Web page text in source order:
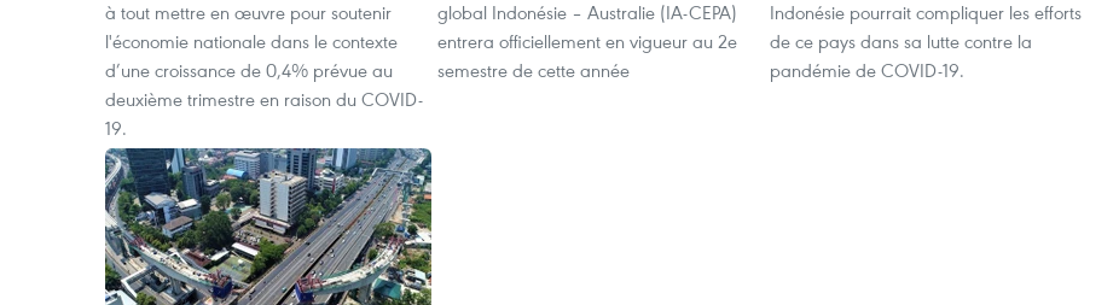
à tout mettre en œuvre pour soutenir
l'économie nationale dans le contexte
d’une croissance de 0,4% prévue au
deuxième trimestre en raison du COVID-
19.
global Indonésie – Australie (IA-CEPA)
entrera officiellement en vigueur au 2e
semestre de cette année
Indonésie pourrait compliquer les efforts
de ce pays dans sa lutte contre la
pandémie de COVID-19.